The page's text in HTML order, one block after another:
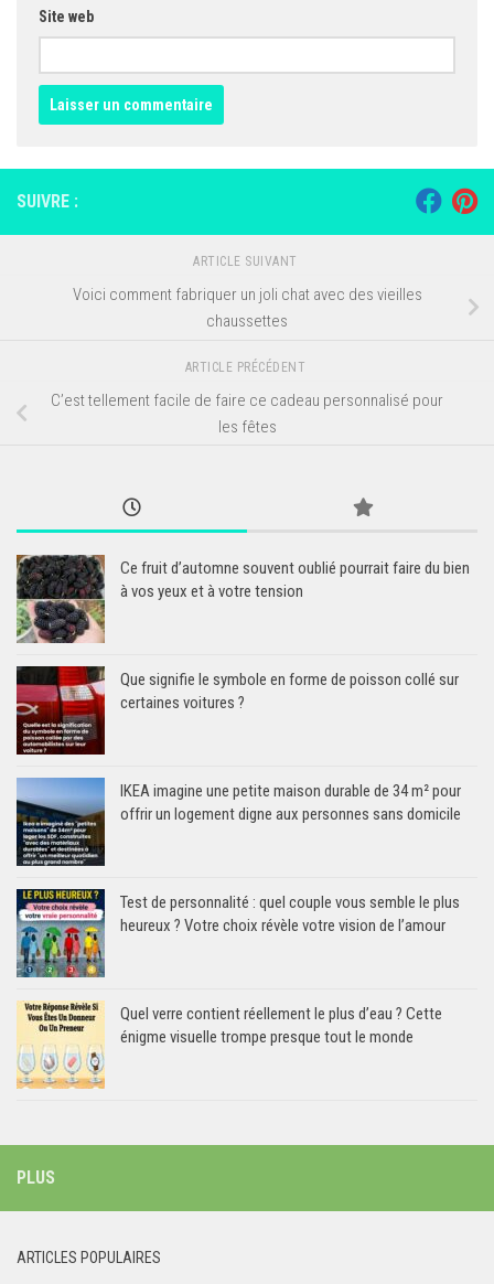
Site web
SUIVRE :
ARTICLE SUIVANT
Voici comment fabriquer un joli chat avec des vieilles
chaussettes
ARTICLE PRÉCÉDENT
C’est tellement facile de faire ce cadeau personnalisé pour
les fêtes
Ce fruit d’automne souvent oublié pourrait faire du bien
à vos yeux et à votre tension
Que signifie le symbole en forme de poisson collé sur
certaines voitures ?
IKEA imagine une petite maison durable de 34 m² pour
offrir un logement digne aux personnes sans domicile
Test de personnalité : quel couple vous semble le plus
heureux ? Votre choix révèle votre vision de l’amour
Quel verre contient réellement le plus d’eau ? Cette
énigme visuelle trompe presque tout le monde
PLUS
ARTICLES POPULAIRES